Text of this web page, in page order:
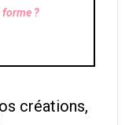
?
créations,